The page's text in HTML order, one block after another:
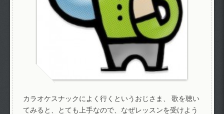
カラオケスナックによく行くというおじさま、 歌を聴い
てみると、とても上手なので、なぜレッスンを受けよう